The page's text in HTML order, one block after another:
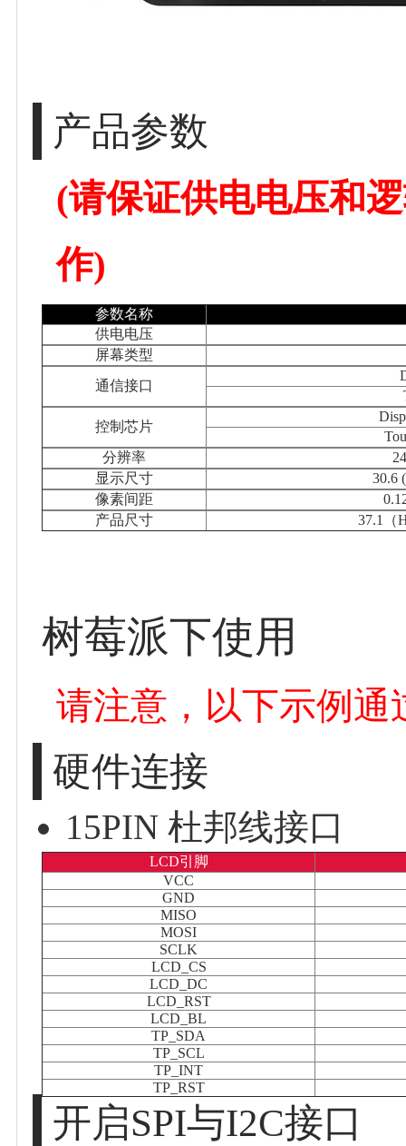
产品参数
(请保证供电电压和
作)
参数名称
供电电压
屏幕类型
通信接口
控制芯片
分辨率
显示尺寸
30.6
像素间距
产品尺寸
37.1（
树莓派下使用
请注意，以下示例通
硬件连接
15PIN 杜邦线接口
LCD引脚
VCC
GND
MISO
MOSI
SCLK
LCD_CS
LCD_DC
LCD_RST
LCD_BL
TP_SDA
TP_SCL
TP_INT
TP_RST
开启SPI与I2C接口